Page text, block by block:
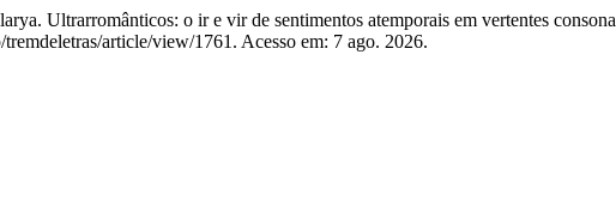
o ir e vir de sentimentos atemporais em vertentes
article/view/1761. Acesso em: 7 ago. 2026.